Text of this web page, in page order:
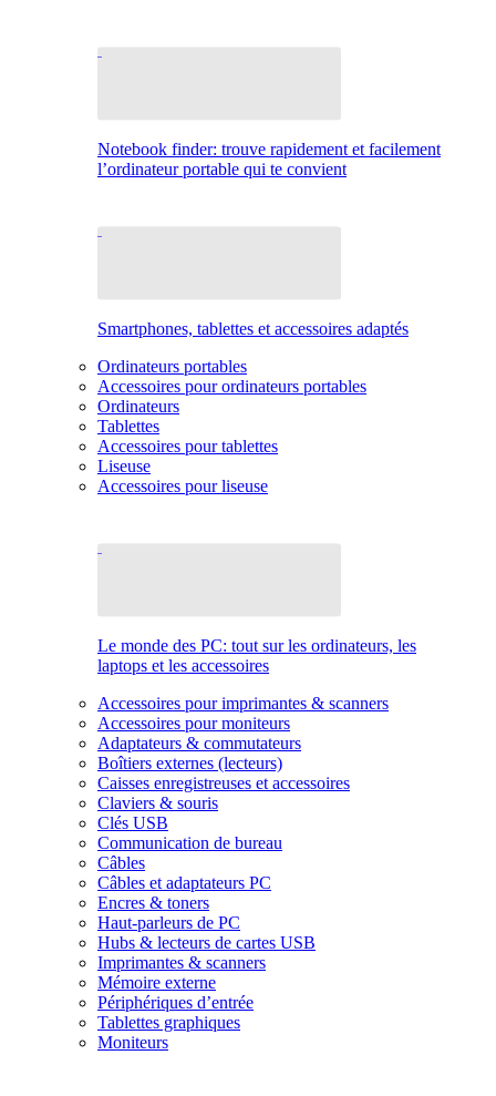
Notebook finder: trouve rapidement et facilement
l’ordinateur portable qui te convient
Smartphones, tablettes et accessoires adaptés
Ordinateurs portables
Accessoires pour ordinateurs portables
Ordinateurs
Tablettes
Accessoires pour tablettes
Liseuse
Accessoires pour liseuse
Le monde des PC: tout sur les ordinateurs, les
laptops et les accessoires
Accessoires pour imprimantes & scanners
Accessoires pour moniteurs
Adaptateurs & commutateurs
Boîtiers externes (lecteurs)
Caisses enregistreuses et accessoires
Claviers & souris
Clés USB
Communication de bureau
Câbles
Câbles et adaptateurs PC
Encres & toners
Haut-parleurs de PC
Hubs & lecteurs de cartes USB
Imprimantes & scanners
Mémoire externe
Périphériques d’entrée
Tablettes graphiques
Moniteurs